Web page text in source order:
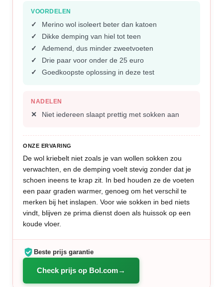
VOORDELEN
Merino wol isoleert beter dan katoen
Dikke demping van hiel tot teen
Ademend, dus minder zweetvoeten
Drie paar voor onder de 25 euro
Goedkoopste oplossing in deze test
NADELEN
Niet iedereen slaapt prettig met sokken aan
ONZE ERVARING
De wol kriebelt niet zoals je van wollen sokken zou
verwachten, en de demping voelt stevig zonder dat je
schoen ineens te krap zit. In bed houden ze de voeten
een paar graden warmer, genoeg om het verschil te
merken bij het inslapen. Voor wie sokken in bed niets
vindt, blijven ze prima dienst doen als huissok op een
koude vloer.
Beste prijs garantie
Check prijs op Bol.com